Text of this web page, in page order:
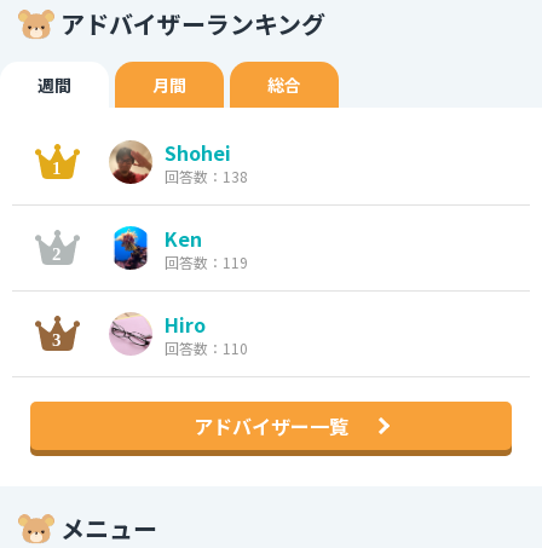
アドバイザーランキング
週間 月間 総合
Shohei
回答数：138
Ken
回答数：119
Hiro
回答数：110
アドバイザー一覧
メニュー